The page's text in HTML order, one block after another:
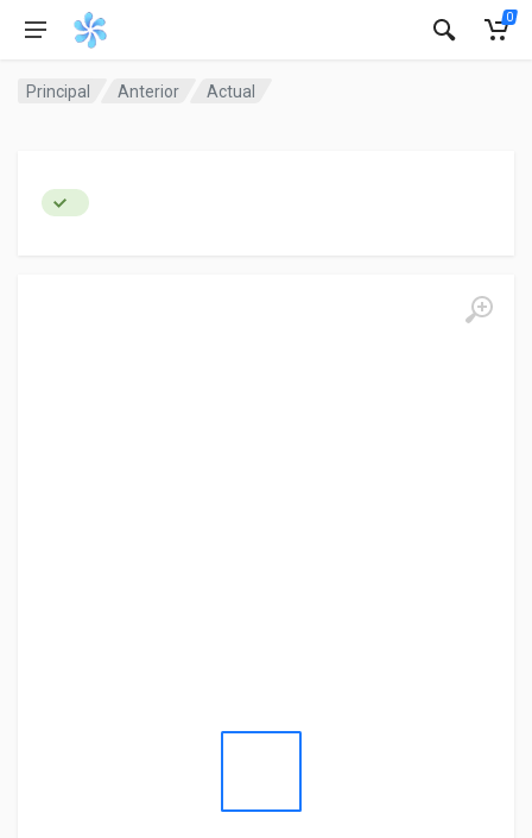
0
Principal Anterior Actual